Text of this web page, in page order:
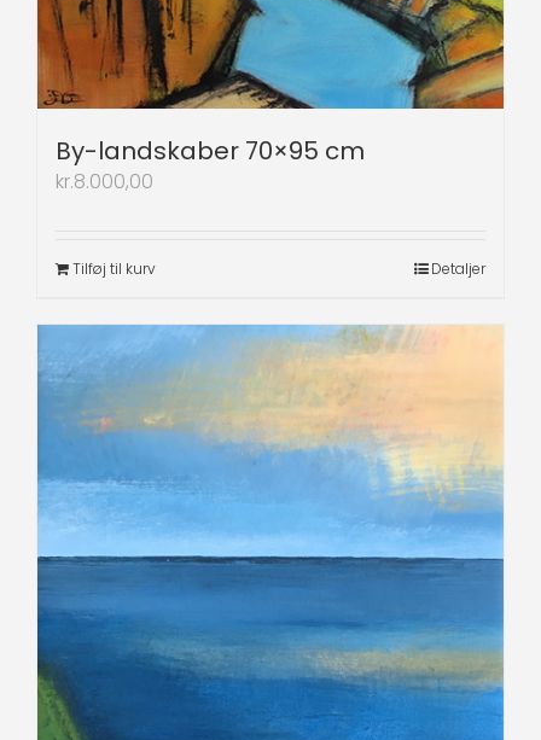
By-landskaber 70×95 cm
kr.8.000,00
Tilføj til kurv Detaljer